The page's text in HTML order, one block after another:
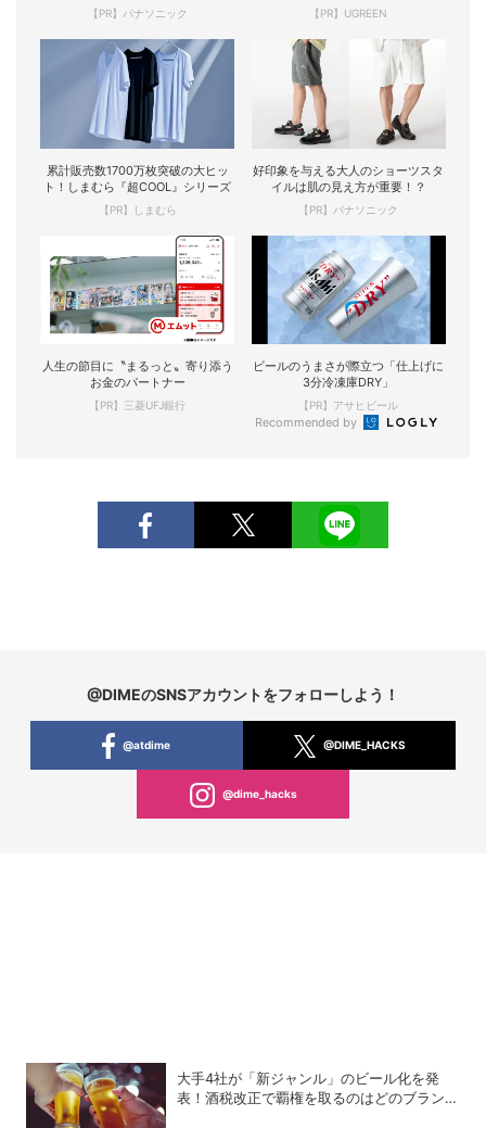
【PR】パナソニック 【PR】UGREEN
累計販売数1700万枚突破の大ヒッ
ト！しまむら『超COOL』シリーズ
【PR】しまむら
好印象を与える大人のショーツスタ
イルは肌の見え方が重要！？
【PR】パナソニック
人生の節目に〝まるっと〟寄り添う
お金のパートナー
【PR】三菱UFJ銀行
ビールのうまさが際立つ「仕上げに
3分冷凍庫DRY」
【PR】アサヒビール
Recommended by
@DIMEのSNSアカウントをフォローしよう！
@atdime @DIME_HACKS
@dime_hacks
大手4社が「新ジャンル」のビール化を発
表！酒税改正で覇権を取るのはどのブランド